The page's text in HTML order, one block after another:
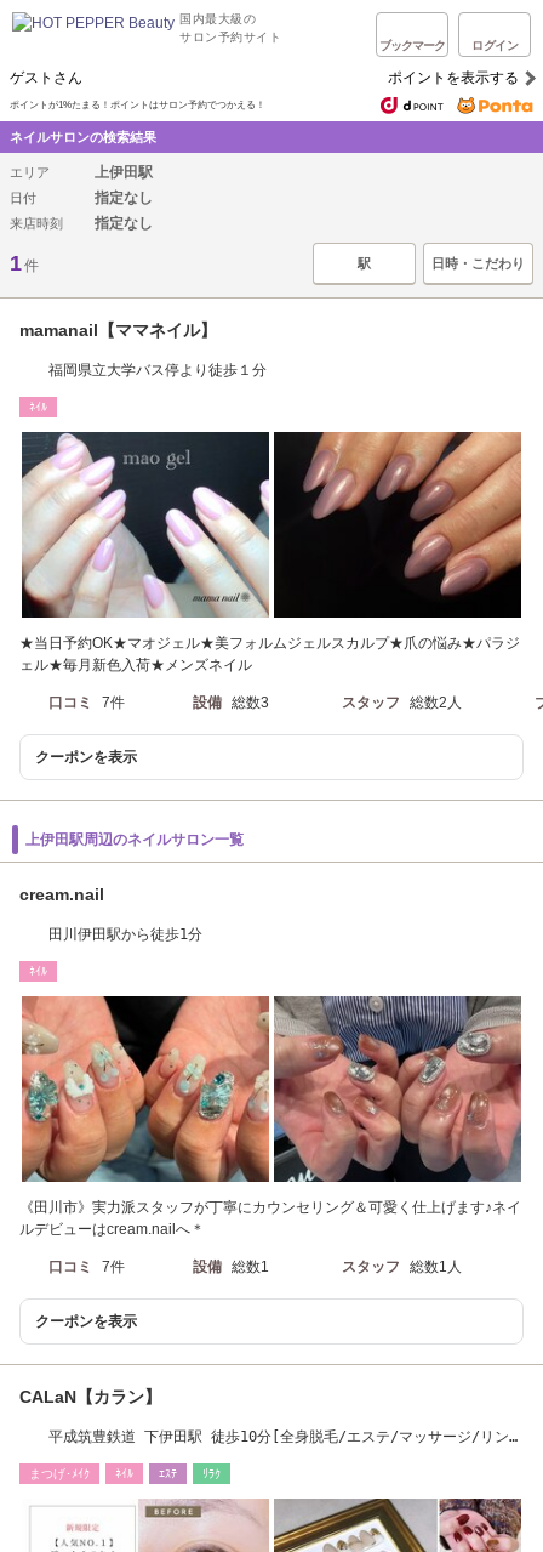
国内最大級の
サロン予約サイト
ブックマーク ログイン
ゲストさん ポイントを表示する
ポイントが1%たまる！ポイントはサロン予約でつかえる！
ネイルサロンの検索結果
エリア 上伊田駅
日付 指定なし
来店時刻 指定なし
1件 駅 日時・こだわり
mamanail【ママネイル】
福岡県立大学バス停より徒歩１分
ﾈｲﾙ
★当日予約OK★マオジェル★美フォルムジェルスカルプ★爪の悩み★パラジ
ェル★毎月新色入荷★メンズネイル
口コミ 7件 設備 総数3 スタッフ 総数2人
クーポンを表示
上伊田駅周辺のネイルサロン一覧
cream.nail
田川伊田駅から徒歩1分
ﾈｲﾙ
《田川市》実力派スタッフが丁寧にカウンセリング＆可愛く仕上げます♪ネイ
ルデビューはcream.nailへ＊
口コミ 7件 設備 総数1 スタッフ 総数1人
クーポンを表示
CALaN【カラン】
平成筑豊鉄道 下伊田駅 徒歩10分[全身脱毛/エステ/マッサージ/リン
まつげ･ﾒｲｸ ﾈｲﾙ ｴｽﾃ ﾘﾗｸ